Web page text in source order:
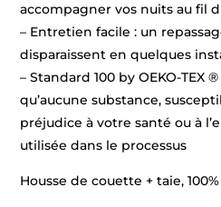
accompagner vos nuits au fil
– Entretien facile : un
disparaissent en quelques
– Standard 100 by OEKO-TEX
qu’aucune substance,
préjudice à votre santé ou à
utilisée dans le processus
Housse de couette + taie,